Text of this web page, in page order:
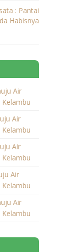
: Pantai
Habisnya
Air
Air
Air
Air
Air